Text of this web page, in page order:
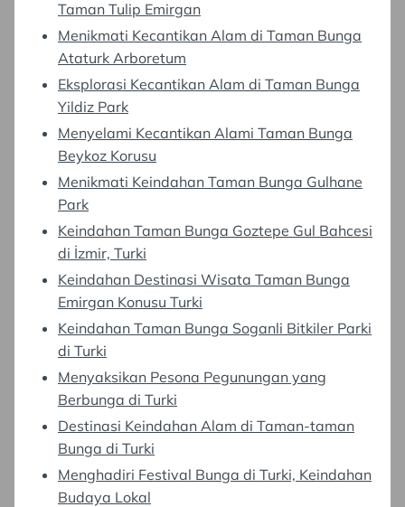
Taman Tulip Emirgan
Menikmati Kecantikan Alam di Taman Bunga
Ataturk Arboretum
Eksplorasi Kecantikan Alam di Taman Bunga
Yildiz Park
Menyelami Kecantikan Alami Taman Bunga
Beykoz Korusu
Menikmati Keindahan Taman Bunga Gulhane
Park
Keindahan Taman Bunga Goztepe Gul Bahcesi
di İzmir, Turki
Keindahan Destinasi Wisata Taman Bunga
Emirgan Konusu Turki
Keindahan Taman Bunga Soganli Bitkiler Parki
di Turki
Menyaksikan Pesona Pegunungan yang
Berbunga di Turki
Destinasi Keindahan Alam di Taman-taman
Bunga di Turki
Menghadiri Festival Bunga di Turki, Keindahan
Budaya Lokal